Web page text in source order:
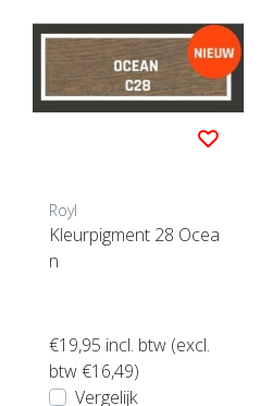
Royl
Kleurpigment 28 Ocea
n
€19,95 incl. btw (excl.
btw €16,49)
Vergelijk